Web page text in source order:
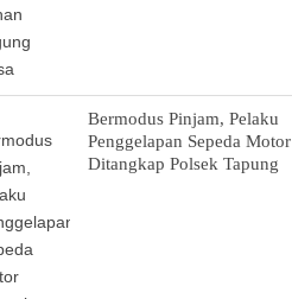
Bermodus Pinjam, Pelaku
Penggelapan Sepeda Motor
Ditangkap Polsek Tapung